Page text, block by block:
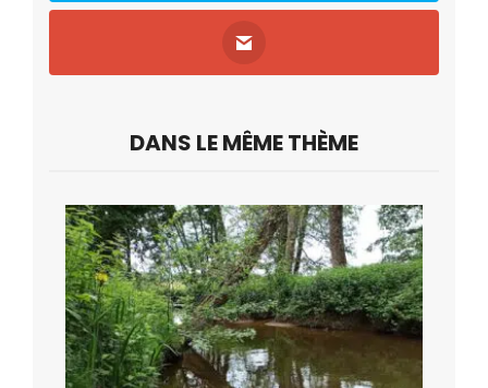
DANS LE MÊME THÈME